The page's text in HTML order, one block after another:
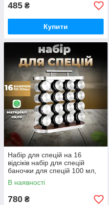
485 ₴
Купити
Набір для спецій на 16
відсіків набір для спецій
баночки для спецій 100 мл,
підставка для спецій
В наявності
780 ₴